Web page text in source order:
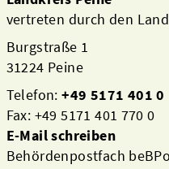
vertreten durch den
Burgstraße 1
31224 Peine
Telefon:+49 5171 401 0
Fax: +49 5171 401 770 0
E-Mail schreiben
Behördenpostfach